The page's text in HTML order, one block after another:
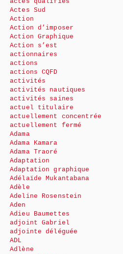
Actes Sud
Action
Action d’imposer
Action Graphique
Action s’est
actionnaires
actions
actions CQFD
activités
activités nautiques
activités saines
actuel titulaire
actuellement concentrée
actuellement fermé
Adama
Adama Kamara
Adama Traoré
Adaptation
Adaptation graphique
Adélaïde Mukantabana
Adèle
Adeline Rosenstein
Aden
Adieu Baumettes
adjoint Gabriel
adjointe déléguée
ADL
Adlène